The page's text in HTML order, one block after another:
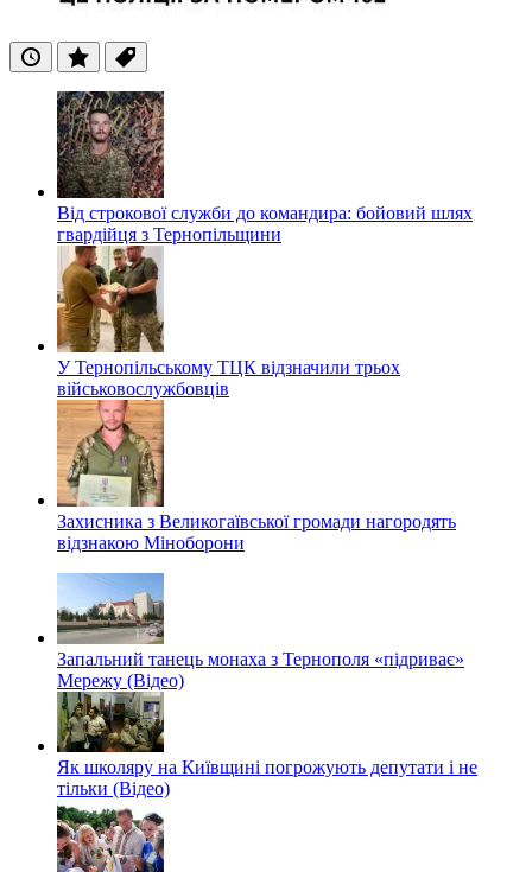
ОстанніПопулярні
Теги
Від строкової служби до командира: бойовий шлях
гвардійця з Тернопільщини
У Тернопільському ТЦК відзначили трьох
військовослужбовців
Захисника з Великогаївської громади нагородять
відзнакою Міноборони
Запальний танець монаха з Тернополя «підриває»
Мережу (Відео)
Як школяру на Київщині погрожують депутати і не
тільки (Відео)